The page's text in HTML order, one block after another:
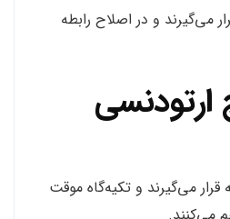
می‌گیرند و در اصلاح رابطه
ارتودنسی
می‌گیرند و تکیه‌گاه موقت